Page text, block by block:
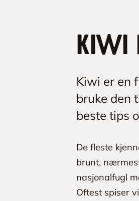
Kiwi
Kiwi er en
bruke den
beste tips
De fleste
brunt,
nasjonalfugl
Oftest spiser